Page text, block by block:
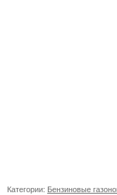
Категории: Бензиновые